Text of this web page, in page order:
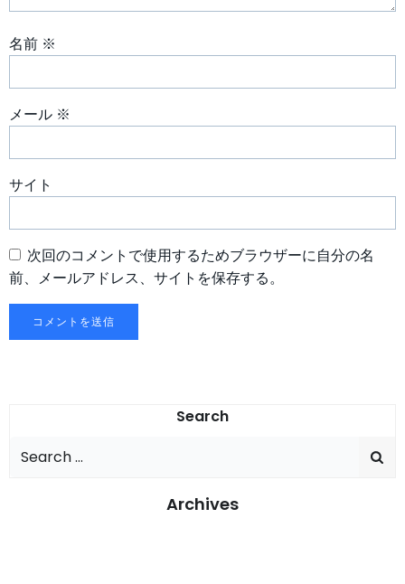
名前 ※
メール ※
サイト
次回のコメントで使用するためブラウザーに自分の名
前、メールアドレス、サイトを保存する。
Search
Search
Archives